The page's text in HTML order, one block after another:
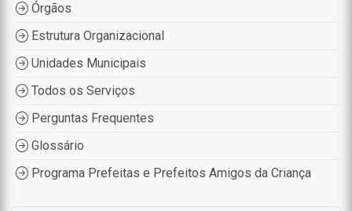
Órgãos
Estrutura Organizacional
Unidades Municipais
Todos os Serviços
Perguntas Frequentes
Glossário
Programa Prefeitas e Prefeitos Amigos da Criança